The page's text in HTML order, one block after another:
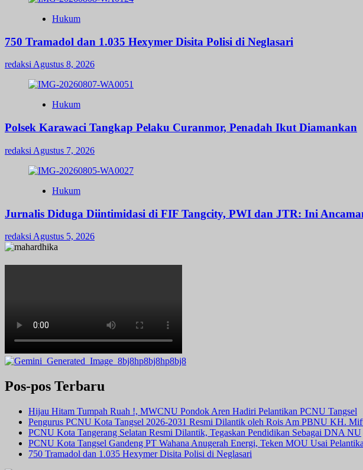
Hukum
750 Tramadol dan 1.035 Hexymer Disita Polisi di Neglasari
redaksiAgustus 8, 2026
Hukum
Polsek Karawaci Tangkap Pelaku Curanmor, Penadah Ikut Diamankan
redaksi Agustus 7, 2026
Hukum
Jurnalis Diduga Diintimidasi di FIF Tangcity, PWI dan JTR: Ini
redaksi Agustus 5, 2026
Pos-pos Terbaru
Hijau Hitam Tumpah Ruah !, MWCNU Pondok Aren Hadiri Pelantikan PCNU Tangsel
Pengurus PCNU Kota Tangsel 2026-2031 Resmi Dilantik oleh Rois Am PBNU KH.
PCNU Kota Tangerang Selatan Resmi Dilantik, Tegaskan Pendidikan Sebagai DNA NU
PCNU Kota Tangsel Gandeng PT Wahana Anugerah Energi, Teken MOU Usai
750 Tramadol dan 1.035 Hexymer Disita Polisi di Neglasari